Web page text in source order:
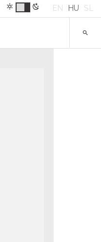
EN HU SL